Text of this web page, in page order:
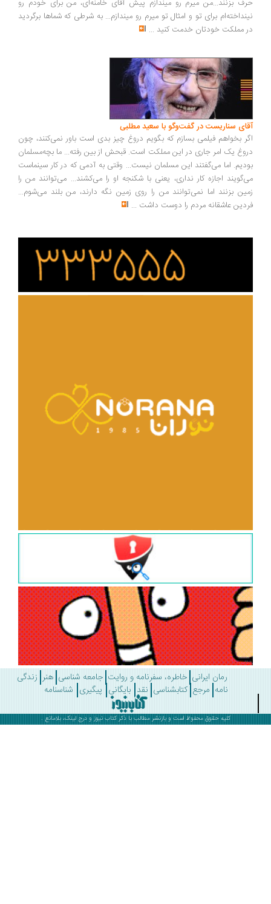
بزنند...من میرم رو میندازم پیش آقای خامنه‌ای، من برای خودم رو
برای تو و امثال تو میرم رو میندازم... به شرطی که شماها برگردید
مملکت خودتان خدمت کنید...
سناریست در گفت‌وگو با سعید مطلبی
بخواهم فیلمی بسازم که بگویم دروغ چیز بدی است باور نمی‌کنند، چون
یک امر جاری در این مملکت است. قبحش از بین رفته... ما بچه‌مسلمان
اما می‌گفتند این مسلمان نیست... وقتی به آدمی که در کار سینماست
اجازه کار نداری، یعنی با شکنجه او را می‌کشند... می‌توانند من را
بزنند اما نمی‌توانند من را روی زمین نگه دارند، من بلند می‌شوم...
عاشقانه مردم را دوست داشت ...
رمان ایرانی خاطره، سفرنامه و روایت جامعه شناسی هنر زندگی
مرجع کتابشناسی نقد بایگانی پیگیری شناسنامه
کلیه حقوق محفوظ است و بازنشر مطالب با ذکرکتاب نیوزو درج لینک، بلامانع .